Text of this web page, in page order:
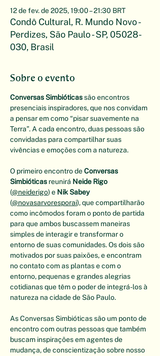
12 de fev. de 2025, 19:00 – 21:30 BRT
Condô Cultural, R. Mundo Novo -
Perdizes, São Paulo - SP, 05028-
030, Brasil
Sobre o evento
Conversas Simbióticas são encontros
presenciais inspiradores, que nos convidam
a pensar em como “pisar suavemente na
Terra”. A cada encontro, duas pessoas são
convidadas para compartilhar suas
vivências e emoções com a natureza.
O primeiro encontro de Conversas
Simbióticas reunirá Neide Rigo
(@neiderigo) e Nik Sabey
(@novasarvoresporai), que compartilharão
como incômodos foram o ponto de partida
para que ambos buscassem maneiras
simples de interagir e transformar o
entorno de suas comunidades. Os dois são
motivados por suas paixões, e encontram
no contato com as plantas e com o
entorno, pequenas e grandes alegrias
cotidianas que têm o poder de integrá-los à
natureza na cidade de São Paulo.
As Conversas Simbióticas são um ponto de
encontro com outras pessoas que também
buscam inspirações em agentes de
mudança, de conscientização sobre nosso